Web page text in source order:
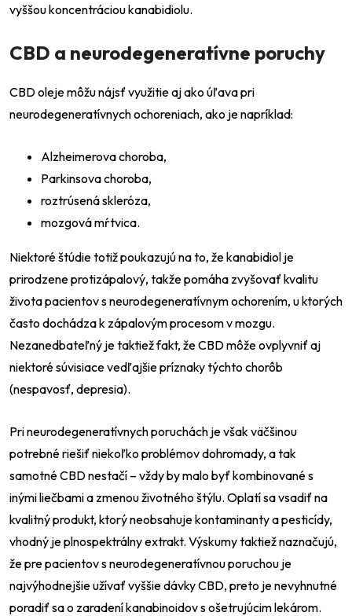
vyššou koncentráciou kanabidiolu.
CBD a neurodegeneratívne poruchy
CBD oleje môžu nájsť využitie aj ako úľava pri
neurodegeneratívnych ochoreniach, ako je napríklad:
Alzheimerova choroba,
Parkinsova choroba,
roztrúsená skleróza,
mozgová mŕtvica.
Niektoré štúdie totiž poukazujú na to, že kanabidiol je
prirodzene protizápalový, takže pomáha zvyšovať kvalitu
života pacientov s neurodegeneratívnym ochorením, u ktorých
často dochádza k zápalovým procesom v mozgu.
Nezanedbateľný je taktiež fakt, že CBD môže ovplyvniť aj
niektoré súvisiace vedľajšie príznaky týchto chorôb
(nespavosť, depresia).
Pri neurodegeneratívnych poruchách je však väčšinou
potrebné riešiť niekoľko problémov dohromady, a tak
samotné CBD nestačí – vždy by malo byť kombinované s
inými liečbami a zmenou životného štýlu. Oplatí sa vsadiť na
kvalitný produkt, ktorý neobsahuje kontaminanty a pesticídy,
vhodný je plnospektrálny extrakt. Výskumy taktiež naznačujú,
že pre pacientov s neurodegeneratívnou poruchou je
najvýhodnejšie užívať vyššie dávky CBD, preto je nevyhnutné
poradiť sa o zaradení kanabinoidov s ošetrujúcim lekárom.